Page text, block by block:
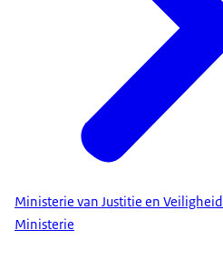
Ministerie van Justitie en Veiligheid
Ministerie